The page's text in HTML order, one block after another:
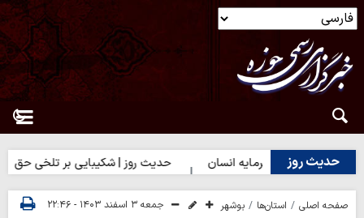
حدیث روز
| بهترین سرمایه انسان حدیث روز | شکیبایی بر تلخی حق
صفحه اصلی استان‌ها بوشهر جمعه ۳ اسفند ۱۴۰۳ - ۲۲:۴۶